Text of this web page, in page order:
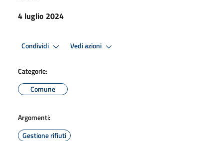
4 luglio 2024
Condividi Vedi azioni
Categorie:
Comune
Argomenti:
Gestione rifiuti